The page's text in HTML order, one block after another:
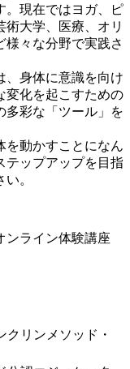
。現在ではヨガ、ピ
大学、医療、オリ
様々な分野で実践さ
、身体に意識を向け
変化を起こすための
多彩な「ツール」を
を動かすことになん
テップアップを目指
。
クリンメソッド・